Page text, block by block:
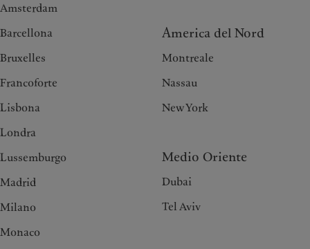
Amsterdam
Barcellona
Bruxelles
Francoforte
Lisbona
Londra
Lussemburgo
Madrid
Milano
Monaco
America del Nord
Montreale
Nassau
New York
Medio Oriente
Dubai
Tel Aviv